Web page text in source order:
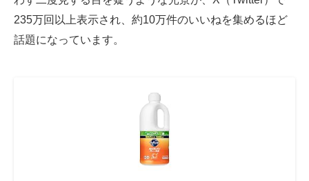
ITの今と未来を見通す
スマホと通信の最新トレンド
235万回以上表示され、約10万件のいいねを集めるほど
話題になっています。